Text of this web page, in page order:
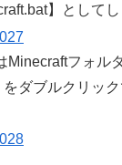
】としてし
Minecraftフォル
をダブルクリッ